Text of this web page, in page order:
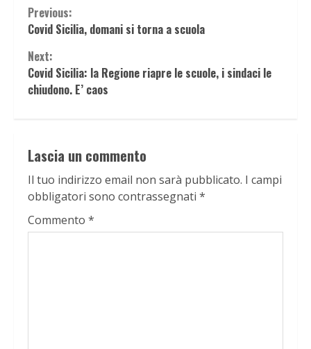
Continue
Reading
Previous:
Covid Sicilia, domani si torna a scuola
Next:
Covid Sicilia: la Regione riapre le scuole, i sindaci le
chiudono. E’ caos
Lascia un commento
Il tuo indirizzo email non sarà pubblicato. I campi
obbligatori sono contrassegnati *
Commento *